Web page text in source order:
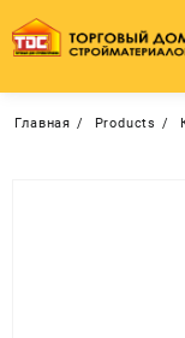
содержимому
Главная Products